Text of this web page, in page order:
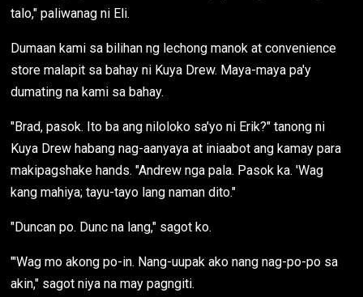
talo," paliwanag ni Eli.
Dumaan kami sa bilihan ng lechong manok at convenience
store malapit sa bahay ni Kuya Drew. Maya-maya pa'y
dumating na kami sa bahay.
"Brad, pasok. Ito ba ang niloloko sa'yo ni Erik?" tanong ni
Kuya Drew habang nag-aanyaya at iniaabot ang kamay para
makipagshake hands. "Andrew nga pala. Pasok ka. 'Wag
kang mahiya; tayu-tayo lang naman dito."
"Duncan po. Dunc na lang," sagot ko.
"'Wag mo akong po-in. Nang-uupak ako nang nag-po-po sa
akin," sagot niya na may pagngiti.